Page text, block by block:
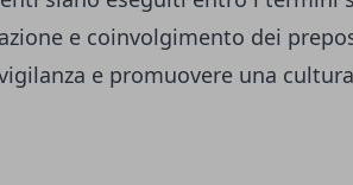
e coinvolgimento dei
e promuovere una